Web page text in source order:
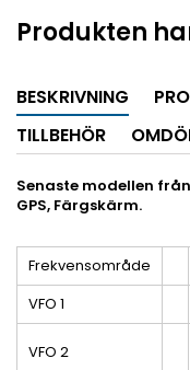
Produkten
BESKRIVNING
TILLBEHÖR
Senaste modellen
GPS, Färgskärm.
Frekvensområde
VFO 1
VFO 2